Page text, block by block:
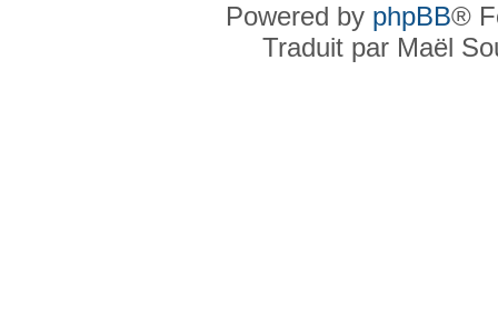
Powered by phpBB®
Traduit par Maël